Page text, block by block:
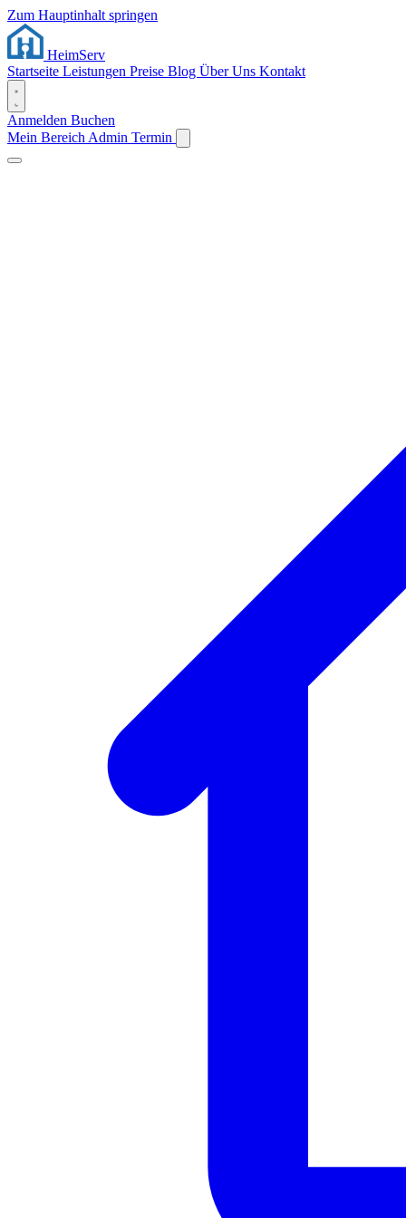
Zum Hauptinhalt springen
HeimServ
Startseite Leistungen Preise Blog Über Uns Kontakt
Anmelden Buchen
Mein Bereich Admin Termin